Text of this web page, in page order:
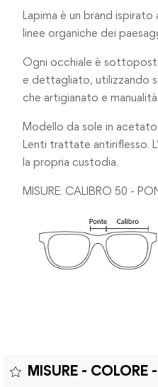
Lapima è un brand
linee organiche dei
Ogni occhiale è
e dettagliato, utilizzando
che artigianato e manualità.
Modello da sole in
Lenti trattate antiriflesso.
la propria custodia.
MISURE: CALIBRO 50 -
MISURE - COLORE